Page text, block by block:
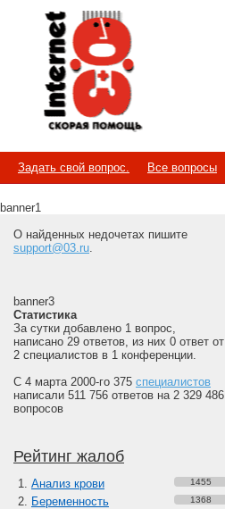
Internet
Скорая помощь
Задать свой вопрос. Все вопросы
banner1
О найденных недочетах пишите
support@03.ru.
banner3
Статистика
За сутки добавлено 1 вопрос,
написано 29 ответов, из них 0 ответ от
2 специалистов в 1 конференции.
С 4 марта 2000-го 375 специалистов
написали 511 756 ответов на 2 329 486
вопросов
Рейтинг жалоб
Анализ крови 1455
Беременность 1368